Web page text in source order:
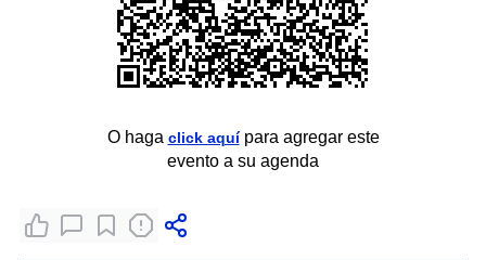
O haga click aquípara agregar este
evento a su agenda